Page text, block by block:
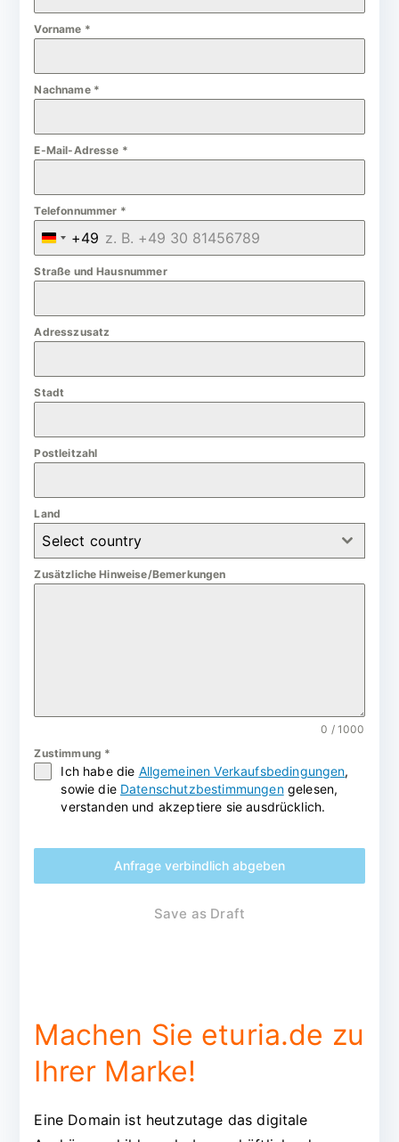
Vorname *
Nachname *
E-Mail-Adresse *
Telefonnummer *
G
e
m
a
y
+49
Straße und Hausnummer
Adresszusatz
Stadt
Postleitzahl
Land
Select country
Zusätzliche Hinweise/Bemerkungen
0 / 1000
Zustimmung *
Ich habe die Allgemeinen Verkaufsbedingungen,
sowie die Datenschutzbestimmungengelesen,
verstanden und akzeptiere sie ausdrücklich.
Anfrage verbindlich abgeben
Save as Draft
Machen Sie eturia.de zu
Ihrer Marke!
Eine Domain ist heutzutage das digitale